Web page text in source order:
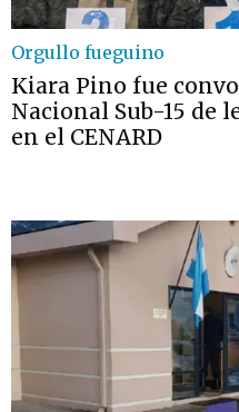
Orgullo fueguino
Kiara Pino fue
Nacional Sub-15 de
en el CENARD